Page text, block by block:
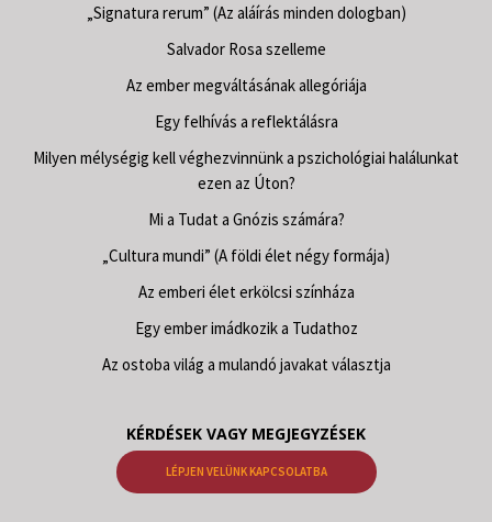
„Signatura rerum” (Az aláírás minden dologban)
Salvador Rosa szelleme
Az ember megváltásának allegóriája
Egy felhívás a reflektálásra
Milyen mélységig kell véghezvinnünk a pszichológiai halálunkat
ezen az Úton?
Mi a Tudat a Gnózis számára?
„Cultura mundi” (A földi élet négy formája)
Az emberi élet erkölcsi színháza
Egy ember imádkozik a Tudathoz
Az ostoba világ a mulandó javakat választja
KÉRDÉSEK VAGY MEGJEGYZÉSEK
LÉPJEN VELÜNK KAPCSOLATBA